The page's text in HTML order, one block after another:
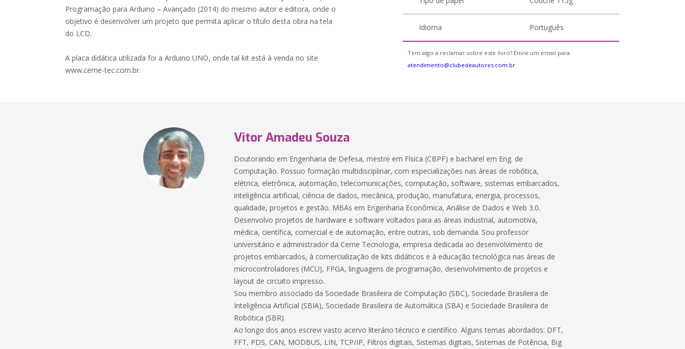
Programação para Arduino – Avançado (2014) do mesmo autor e editora, onde o
objetivo é desenvolver um projeto que permita aplicar o título desta obra na tela
do LCD.
A placa didática utilizada foi a Arduino UNO, onde tal kit está à venda no site
www.cerne-tec.com.br.
Idioma Português
Tem algo a reclamar sobre este livro? Envie um email para
atendimento@clubedeautores.com.br
Vitor Amadeu Souza
Doutorando em Engenharia de Defesa, mestre em Física (CBPF) e bacharel em Eng. de
Computação. Possuo formação multidisciplinar, com especializações nas áreas de robótica,
elétrica, eletrônica, automação, telecomunicações, computação, software, sistemas embarcados,
inteligência artificial, ciência de dados, mecânica, produção, manufatura, energia, processos,
qualidade, projetos e gestão. MBAs em Engenharia Econômica, Análise de Dados e Web 3.0.
Desenvolvo projetos de hardware e software voltados para as áreas industrial, automotiva,
médica, científica, comercial e de automação, entre outras, sob demanda. Sou professor
universitário e administrador da Cerne Tecnologia, empresa dedicada ao desenvolvimento de
projetos embarcados, à comercialização de kits didáticos e à educação tecnológica nas áreas de
microcontroladores (MCU), FPGA, linguagens de programação, desenvolvimento de projetos e
layout de circuito impresso.
Sou membro associado da Sociedade Brasileira de Computação (SBC), Sociedade Brasileira de
Inteligência Artificial (SBIA), Sociedade Brasileira de Automática (SBA) e Sociedade Brasileira de
Robótica (SBR).
Ao longo dos anos escrevi vasto acervo literário técnico e científico. Alguns temas abordados: DFT,
FFT, PDS, CAN, MODBUS, LIN, TCP/IP, Filtros digitais, Sistemas digitais, Sistemas de Potência, Big